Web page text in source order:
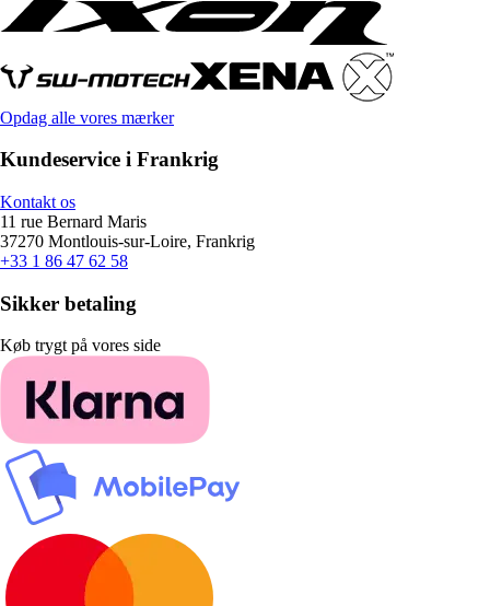
Opdag alle vores mærker
Kundeservice i Frankrig
Kontakt os
11 rue Bernard Maris
37270 Montlouis-sur-Loire, Frankrig
+33 1 86 47 62 58
Sikker betaling
Køb trygt på vores side